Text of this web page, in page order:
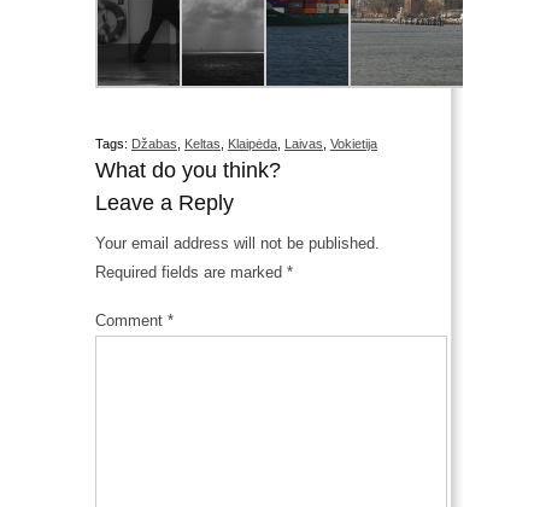
Tags: Džabas Keltas Klaipėda Laivas Vokietija
What do you think?
Leave a Reply
Your email address will not be published.
Required fields are marked *
Comment *